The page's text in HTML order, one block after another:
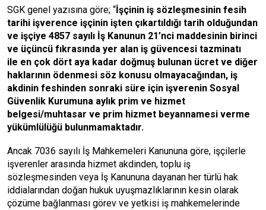
SGK genel yazısına göre; “İşçinin iş sözleşmesinin fesih
tarihi işverence işçinin işten çıkartıldığı tarih olduğundan
ve işçiye 4857 sayılı İş Kanunun 21’nci maddesinin birinci
ve üçüncü fıkrasında yer alan iş güvencesi tazminatı
ile en çok dört aya kadar doğmuş bulunan ücret ve diğer
haklarının ödenmesi söz konusu olmayacağından, iş
akdinin feshinden sonraki süre için işverenin Sosyal
Güvenlik Kurumuna aylık prim ve hizmet
belgesi/muhtasar ve prim hizmet beyannamesi verme
yükümlülüğü bulunmamaktadır.
Ancak 7036 sayılı İş Mahkemeleri Kanununa göre, işçilerle
işverenler arasında hizmet akdinden, toplu iş
sözleşmesinden veya İş Kanununa dayanan her türlü hak
iddialarından doğan hukuk uyuşmazlıklarının kesin olarak
çözüme bağlanması görev ve yetkisi iş mahkemelerinde